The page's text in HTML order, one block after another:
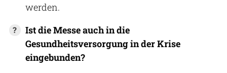
werden.
Ist die Messe auch in die
Gesundheitsversorgung in der Krise
eingebunden?